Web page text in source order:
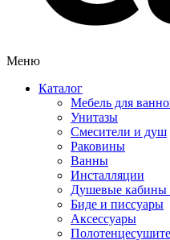
Меню
Каталог
Мебель для
Унитазы
Смесители и душ
Раковины
Ванны
Инсталляции
Душевые кабины
Биде и писсуары
Аксессуары